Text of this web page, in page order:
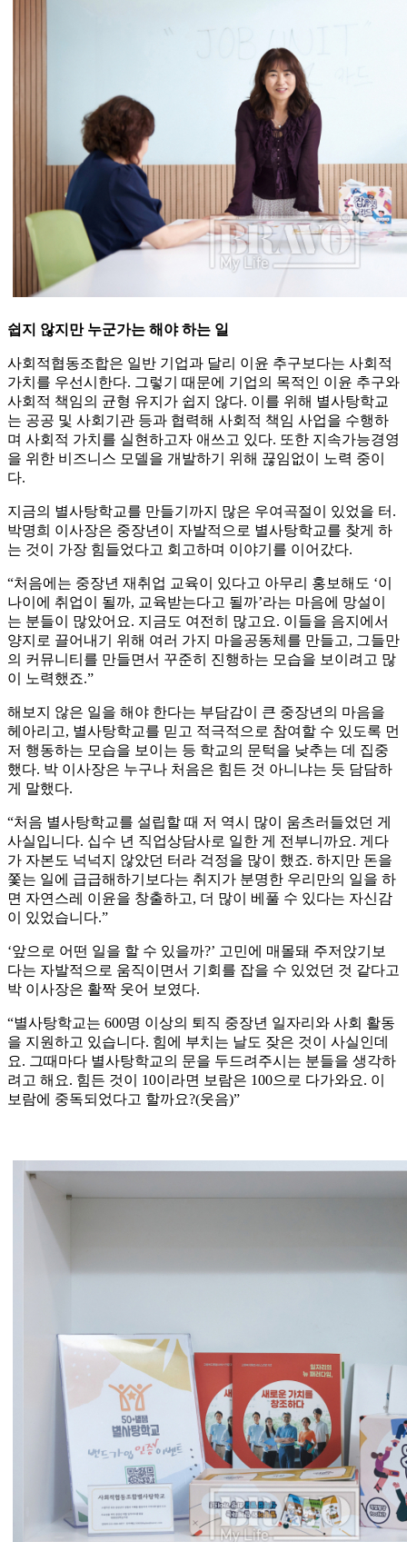
쉽지 않지만 누군가는 해야 하는 일
사회적협동조합은 일반 기업과 달리 이윤 추구보다는 사회적
가치를 우선시한다. 그렇기 때문에 기업의 목적인 이윤 추구와
사회적 책임의 균형 유지가 쉽지 않다. 이를 위해 별사탕학교
는 공공 및 사회기관 등과 협력해 사회적 책임 사업을 수행하
며 사회적 가치를 실현하고자 애쓰고 있다. 또한 지속가능경영
을 위한 비즈니스 모델을 개발하기 위해 끊임없이 노력 중이
다.
지금의 별사탕학교를 만들기까지 많은 우여곡절이 있었을 터.
박명희 이사장은 중장년이 자발적으로 별사탕학교를 찾게 하
는 것이 가장 힘들었다고 회고하며 이야기를 이어갔다.
“처음에는 중장년 재취업 교육이 있다고 아무리 홍보해도 ‘이
나이에 취업이 될까, 교육받는다고 될까’라는 마음에 망설이
는 분들이 많았어요. 지금도 여전히 많고요. 이들을 음지에서
양지로 끌어내기 위해 여러 가지 마을공동체를 만들고, 그들만
의 커뮤니티를 만들면서 꾸준히 진행하는 모습을 보이려고 많
이 노력했죠.”
해보지 않은 일을 해야 한다는 부담감이 큰 중장년의 마음을
헤아리고, 별사탕학교를 믿고 적극적으로 참여할 수 있도록 먼
저 행동하는 모습을 보이는 등 학교의 문턱을 낮추는 데 집중
했다. 박 이사장은 누구나 처음은 힘든 것 아니냐는 듯 담담하
게 말했다.
“처음 별사탕학교를 설립할 때 저 역시 많이 움츠러들었던 게
사실입니다. 십수 년 직업상담사로 일한 게 전부니까요. 게다
가 자본도 넉넉지 않았던 터라 걱정을 많이 했죠. 하지만 돈을
쫓는 일에 급급해하기보다는 취지가 분명한 우리만의 일을 하
면 자연스레 이윤을 창출하고, 더 많이 베풀 수 있다는 자신감
이 있었습니다.”
‘앞으로 어떤 일을 할 수 있을까?’ 고민에 매몰돼 주저앉기보
다는 자발적으로 움직이면서 기회를 잡을 수 있었던 것 같다고
박 이사장은 활짝 웃어 보였다.
“별사탕학교는 600명 이상의 퇴직 중장년 일자리와 사회 활동
을 지원하고 있습니다. 힘에 부치는 날도 잦은 것이 사실인데
요. 그때마다 별사탕학교의 문을 두드려주시는 분들을 생각하
려고 해요. 힘든 것이 10이라면 보람은 100으로 다가와요. 이
보람에 중독되었다고 할까요?(웃음)”